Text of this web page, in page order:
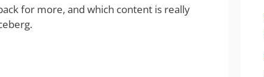
for more, and which content is really